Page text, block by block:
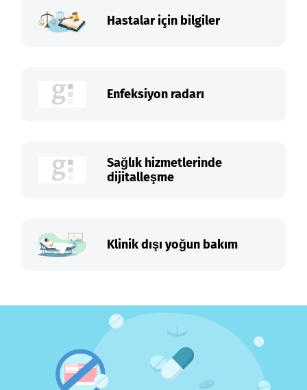
Hastalar için bilgiler
Enfeksiyon radarı
Sağlık hizmetlerinde
dijitalleşme
Klinik dışı yoğun bakım